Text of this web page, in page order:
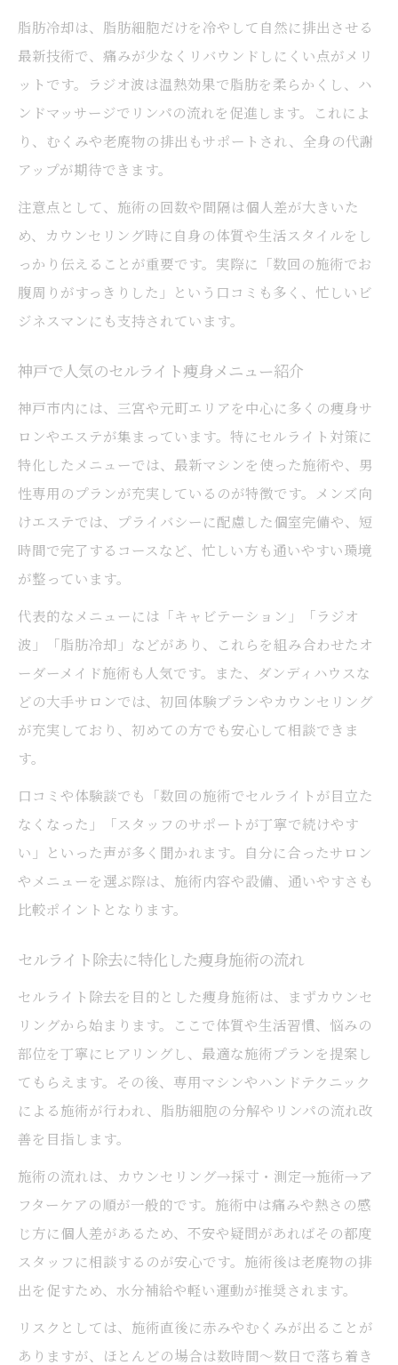
脂肪冷却は、脂肪細胞だけを冷やして自然に排出させる
最新技術で、痛みが少なくリバウンドしにくい点がメリ
ットです。ラジオ波は温熱効果で脂肪を柔らかくし、ハ
ンドマッサージでリンパの流れを促進します。これによ
り、むくみや老廃物の排出もサポートされ、全身の代謝
アップが期待できます。
注意点として、施術の回数や間隔は個人差が大きいた
め、カウンセリング時に自身の体質や生活スタイルをし
っかり伝えることが重要です。実際に「数回の施術でお
腹周りがすっきりした」という口コミも多く、忙しいビ
ジネスマンにも支持されています。
神戸で人気のセルライト痩身メニュー紹介
神戸市内には、三宮や元町エリアを中心に多くの痩身サ
ロンやエステが集まっています。特にセルライト対策に
特化したメニューでは、最新マシンを使った施術や、男
性専用のプランが充実しているのが特徴です。メンズ向
けエステでは、プライバシーに配慮した個室完備や、短
時間で完了するコースなど、忙しい方も通いやすい環境
が整っています。
代表的なメニューには「キャビテーション」「ラジオ
波」「脂肪冷却」などがあり、これらを組み合わせたオ
ーダーメイド施術も人気です。また、ダンディハウスな
どの大手サロンでは、初回体験プランやカウンセリング
が充実しており、初めての方でも安心して相談できま
す。
口コミや体験談でも「数回の施術でセルライトが目立た
なくなった」「スタッフのサポートが丁寧で続けやす
い」といった声が多く聞かれます。自分に合ったサロン
やメニューを選ぶ際は、施術内容や設備、通いやすさも
比較ポイントとなります。
セルライト除去に特化した痩身施術の流れ
セルライト除去を目的とした痩身施術は、まずカウンセ
リングから始まります。ここで体質や生活習慣、悩みの
部位を丁寧にヒアリングし、最適な施術プランを提案し
てもらえます。その後、専用マシンやハンドテクニック
による施術が行われ、脂肪細胞の分解やリンパの流れ改
善を目指します。
施術の流れは、カウンセリング→採寸・測定→施術→ア
フターケアの順が一般的です。施術中は痛みや熱さの感
じ方に個人差があるため、不安や疑問があればその都度
スタッフに相談するのが安心です。施術後は老廃物の排
出を促すため、水分補給や軽い運動が推奨されます。
リスクとしては、施術直後に赤みやむくみが出ることが
ありますが、ほとんどの場合は数時間〜数日で落ち着き